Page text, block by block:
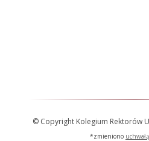
© Copyright Kolegium Rektorów
*zmieniono